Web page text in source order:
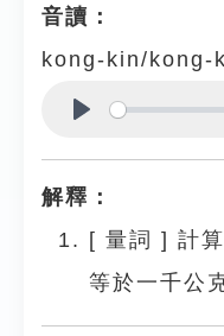
音讀：
kong-kin/kong-
解釋：
[ 量詞 ] 計
等於一千公